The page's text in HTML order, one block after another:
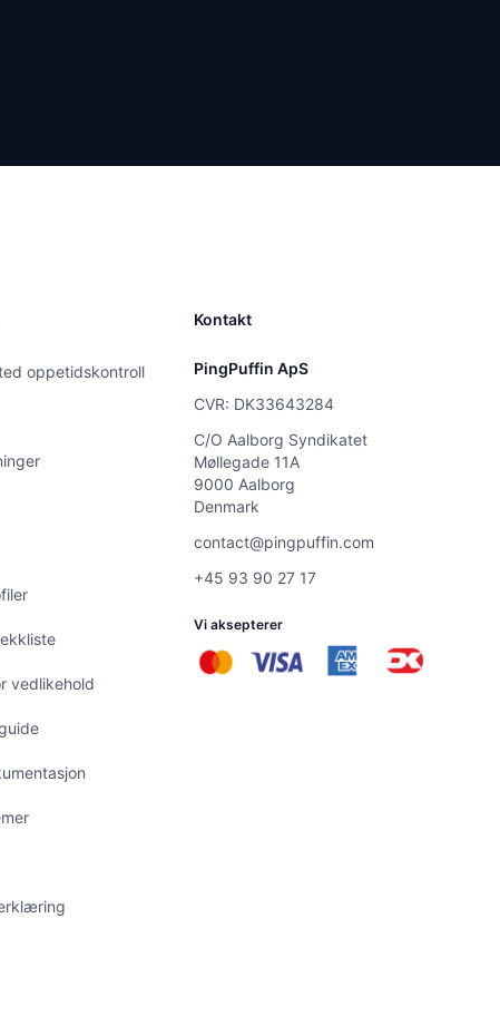
oppetidskontroll
vedlikehold
Kontakt
PingPuffin ApS
CVR: DK33643284
C/O Aalborg Syndikatet
Møllegade 11A
9000 Aalborg
Denmark
contact@pingpuffin.com
+45 93 90 27 17
Vi aksepterer